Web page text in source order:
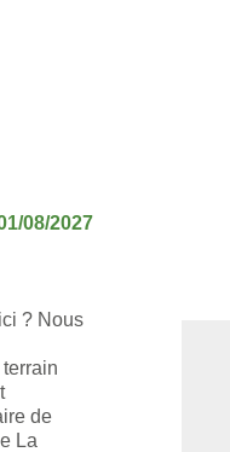
08/2027
? Nous
de
La